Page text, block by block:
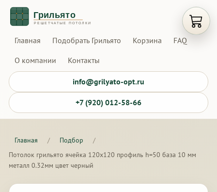
Главная Подобрать Грильято Корзина FAQ
О компании Контакты
info@grilyato-opt.ru
+7 (920) 012-58-66
Главная / Подбор
/
Потолок грильято ячейка 120х120 профиль h=50 база 10 мм
металл 0.32мм цвет черный